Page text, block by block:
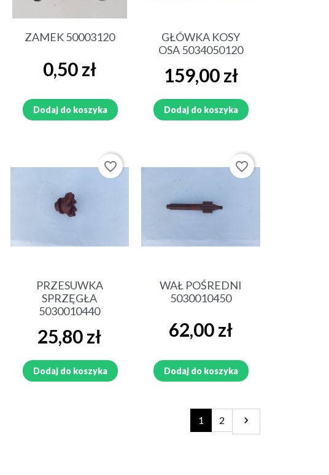
Szybki podgląd
ZAMEK 50003120
Cena
0,50 zł
Dodaj do koszyka
Szybki podgląd
GŁÓWKA KOSY
OSA 5034050120
Cena
159,00 zł
Dodaj do koszyka
Szybki podgląd
PRZESUWKA
SPRZĘGŁA
5030010440
Cena
25,80 zł
Dodaj do koszyka
favorite_border
Szybki podgląd
WAŁ POŚREDNI
5030010450
Cena
62,00 zł
Dodaj do koszyka
favorite_border
1 2 Następny
